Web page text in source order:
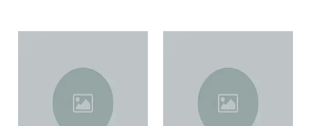
mantenimiento cada 6
meses.
mantenimiento cada 6
meses.